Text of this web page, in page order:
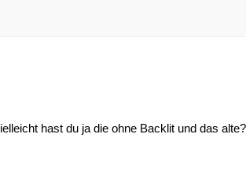
hast du ja die ohne Backlit und das